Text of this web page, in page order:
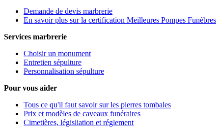
Demande de devis marbrerie
En savoir plus sur la certification Meilleures Pompes Funèbres
Services marbrerie
Choisir un monument
Entretien sépulture
Personnalisation sépulture
Pour vous aider
Tous ce qu'il faut savoir sur les pierres tombales
Prix et modèles de caveaux funéraires
Cimetières, législiation et réglement